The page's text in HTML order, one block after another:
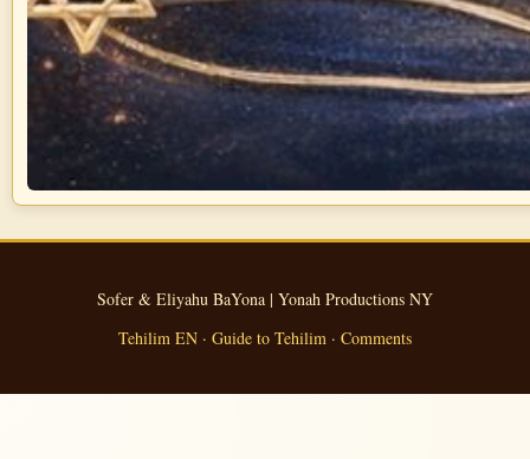
Sofer & Eliyahu BaYona | Yonah Productions NY
Tehilim EN · Guide to Tehilim · Comments